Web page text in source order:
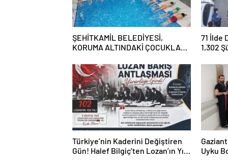
ŞEHİTKAMİL BELEDİYESİ,
KORUMA ALTINDAKİ ÇOCUKLARI
71 İlde
1,302
Türkiye’nin Kaderini Değiştiren
Gün! Halef Bilgiç’ten Lozan’ın Yıl
Uyku